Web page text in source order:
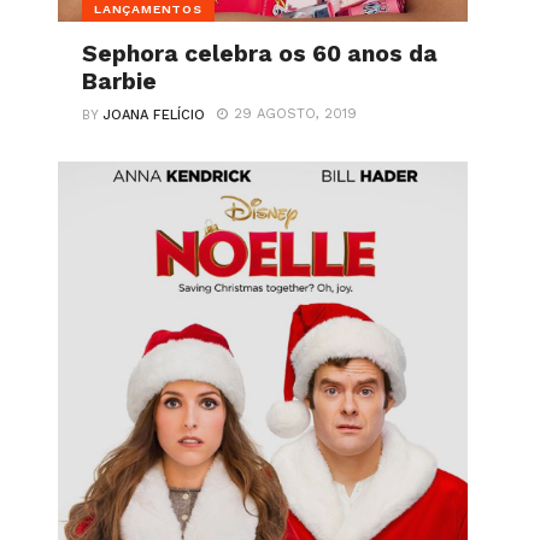
LANÇAMENTOS
Sephora celebra os 60 anos da
Barbie
BYJOANA FELÍCIO 29 AGOSTO, 2019